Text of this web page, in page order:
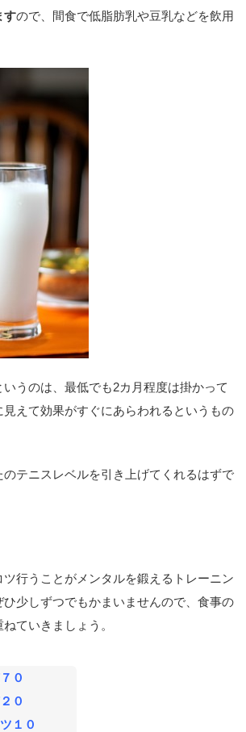
すので、間食で低脂肪乳や豆乳などを飲用
いうのは、最低でも2カ月程度は掛かって
見えて効果がすぐにあらわれるというもの
のテニスレベルを引き上げてくれるはずで
ツ行うことがメンタルを鍛えるトレーニン
少しずつでもかまいませんので、食事の
ていきましょう。
０
０
１０